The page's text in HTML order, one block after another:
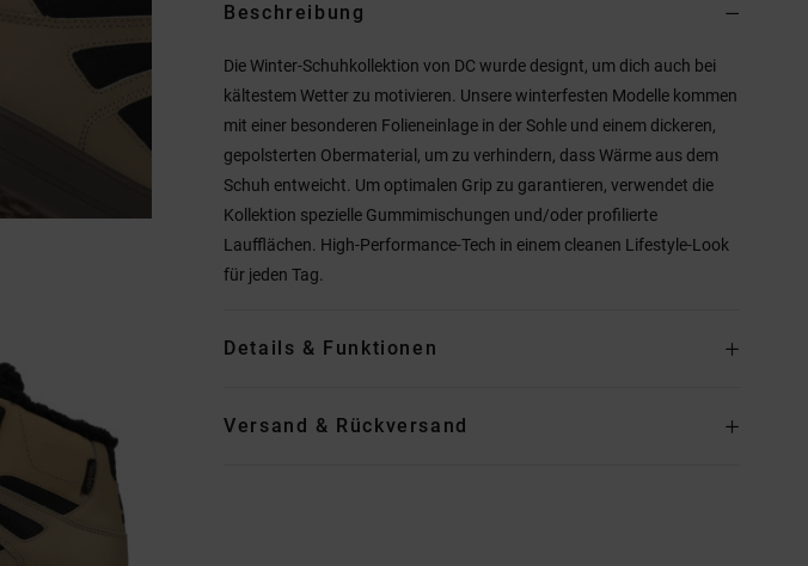
Beschreibung
Die Winter-Schuhkollektion von DC wurde designt, um dich auch bei
kältestem Wetter zu motivieren. Unsere winterfesten Modelle kommen
mit einer besonderen Folieneinlage in der Sohle und einem dickeren,
gepolsterten Obermaterial, um zu verhindern, dass Wärme aus dem
Schuh entweicht. Um optimalen Grip zu garantieren, verwendet die
Kollektion spezielle Gummimischungen und/oder profilierte
Laufflächen. High-Performance-Tech in einem cleanen Lifestyle-Look
für jeden Tag.
Details & Funktionen
Versand & Rückversand